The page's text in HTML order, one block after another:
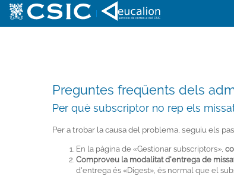
Preguntes freqüents dels
Per què subscriptor no rep els
Per a trobar la causa del problema, seguiu els
En la pàgina de «Gestionar subscriptors»,
Comproveu la modalitat d'entrega de
d'entrega és «Digest», és normal que el